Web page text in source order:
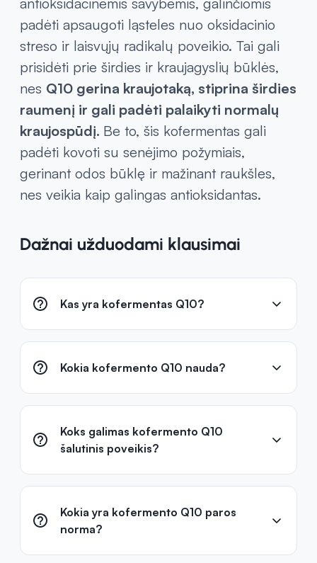
padėti apsaugoti ląsteles nuo oksidacinio
streso ir laisvųjų radikalų poveikio. Tai gali
prisidėti prie širdies ir kraujagyslių būklės,
nes Q10 gerina kraujotaką, stiprina širdies
raumenį ir gali padėti palaikyti normalų
kraujospūdį. Be to, šis kofermentas gali
padėti kovoti su senėjimo požymiais,
gerinant odos būklę ir mažinant raukšles,
nes veikia kaip galingas antioksidantas.
Dažnai užduodami klausimai
Kas yra kofermentas Q10?
Kokia kofermento Q10 nauda?
Koks galimas kofermento Q10
šalutinis poveikis?
Kokia yra kofermento Q10 paros
norma?